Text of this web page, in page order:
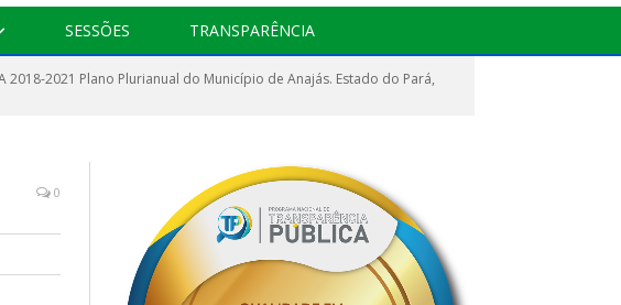
SESSÕES TRANSPARÊNCIA
2018-2021 Plano Plurianual do Município de Anajás. Estado do Pará,
0